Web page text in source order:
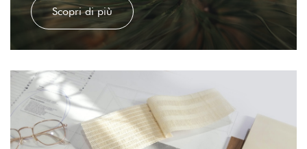
Scopri di più